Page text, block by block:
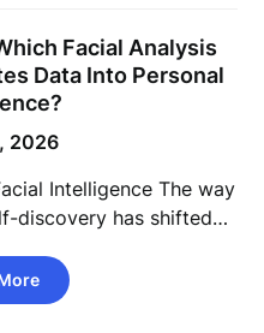
Facial Analysis
Data Into Personal
2026
Intelligence The way
discovery has shifted…